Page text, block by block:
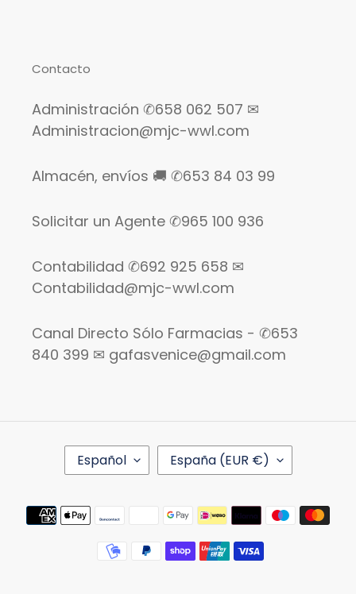
Contacto
Administración ✆658 062 507 ✉
Administracion@mjc-wwl.com
Almacén, envíos 🚚 ✆653 84 03 99
Solicitar un Agente ✆965 100 936
Contabilidad ✆692 925 658 ✉
Contabilidad@mjc-wwl.com
Canal Directo Sólo Farmacias - ✆653
840 399 ✉ gafasvenice@gmail.com
I
D
O
M
Español
P
A España (EUR €)
Métodos
pago